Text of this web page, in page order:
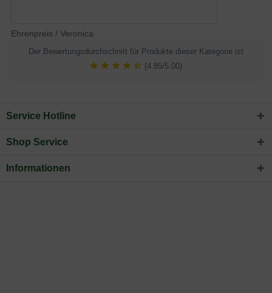
Ehrenpreis / Veronica
Der Bewertungsdurchschnitt für Produkte dieser Kategorie ist
(4.85/5.00)
Service Hotline
Shop Service
Informationen